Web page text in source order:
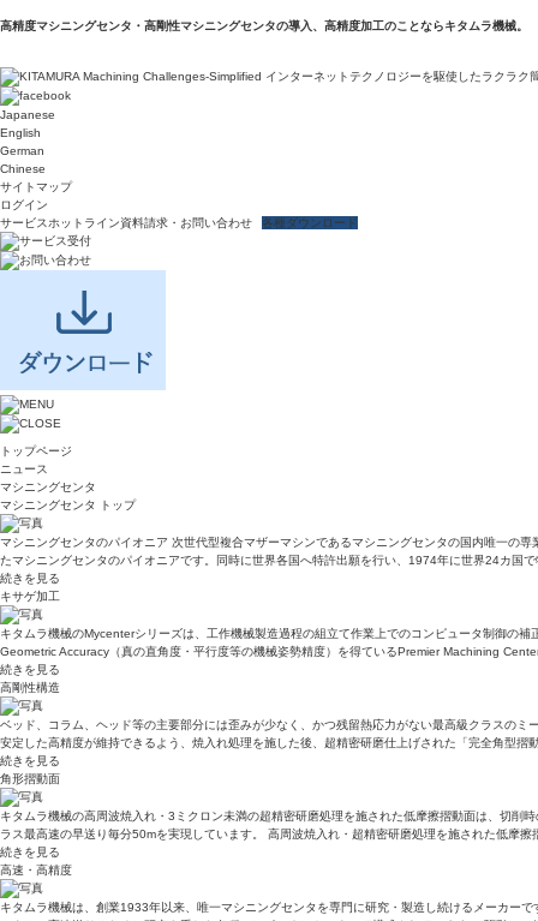
高精度マシニングセンタ・高剛性マシニングセンタの導入、高精度加工のことならキタムラ機械。
Japanese
English
German
Chinese
サイトマップ
ログイン
サービスホットライン資料請求・お問い合わせ 各種ダウンロード
トップページ
ニュース
マシニングセンタ
マシニングセンタ トップ
マシニングセンタのパイオニア 次世代型複合マザーマシンであるマシニングセンタの国内唯一の
たマシニングセンタのパイオニアです。同時に世界各国へ特許出願を行い、1974年に世界24カ国
続きを見る
キサゲ加工
キタムラ機械のMycenterシリーズは、工作機械製造過程の組立て作業上でのコンピュータ制御の
Geometric Accuracy（真の直角度・平行度等の機械姿勢精度）を得ているPremier Machining
続きを見る
高剛性構造
ベッド、コラム、ヘッド等の主要部分には歪みが少なく、かつ残留熱応力がない最高級クラスの
安定した高精度が維持できるよう、焼入れ処理を施した後、超精密研磨仕上げされた「完全角型
続きを見る
角形摺動面
キタムラ機械の高周波焼入れ・3ミクロン未満の超精密研磨処理を施された低摩擦摺動面は、切
ラス最高速の早送り毎分50mを実現しています。 高周波焼入れ・超精密研磨処理を施された低摩
続きを見る
高速・高精度
キタムラ機械は、創業1933年以来、唯一マシニングセンタを専門に研究・製造し続けるメーカー